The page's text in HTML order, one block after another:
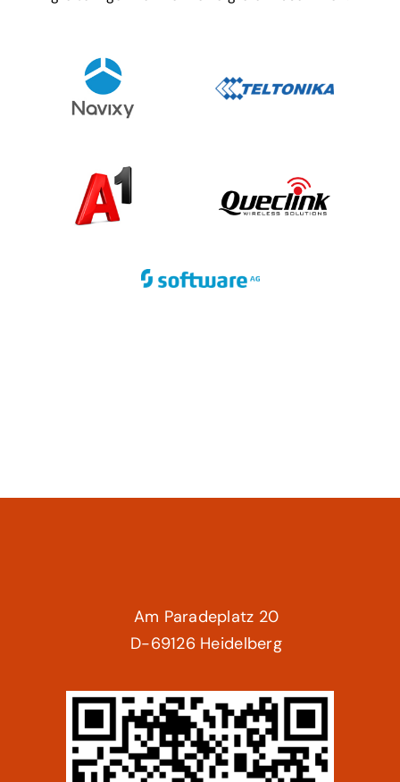
Am Paradeplatz 20
D-69126 Heidelberg